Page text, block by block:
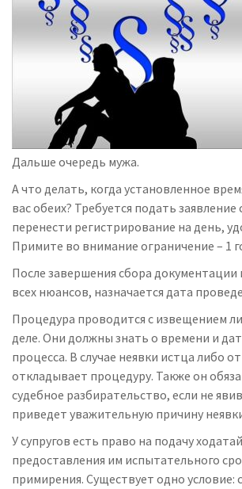
Дальше очередь мужа.
А что делать, когда установленное
вас обеих? Требуется подать
перенести регистрирование на день,
Примите во внимание ограничение – 1
После завершения сбора документации
всех нюансов, назначается дата
Процедура проводится с извещением
деле. Они должны знать о времени и
процесса. В случае неявки истца либо
откладывает процедуру. Также он
судебное разбирательство, если не
приведет уважительную причину
У супругов есть право на подачу
предоставления им испытательного
примирения. Существует одно условие: